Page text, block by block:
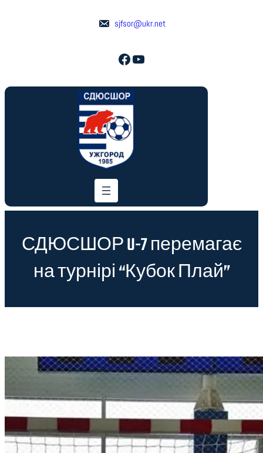
sjfsor@ukr.net
Facebook YouTube
СДЮСШОР U-7 перемагає
на турнірі “Кубок Плай”